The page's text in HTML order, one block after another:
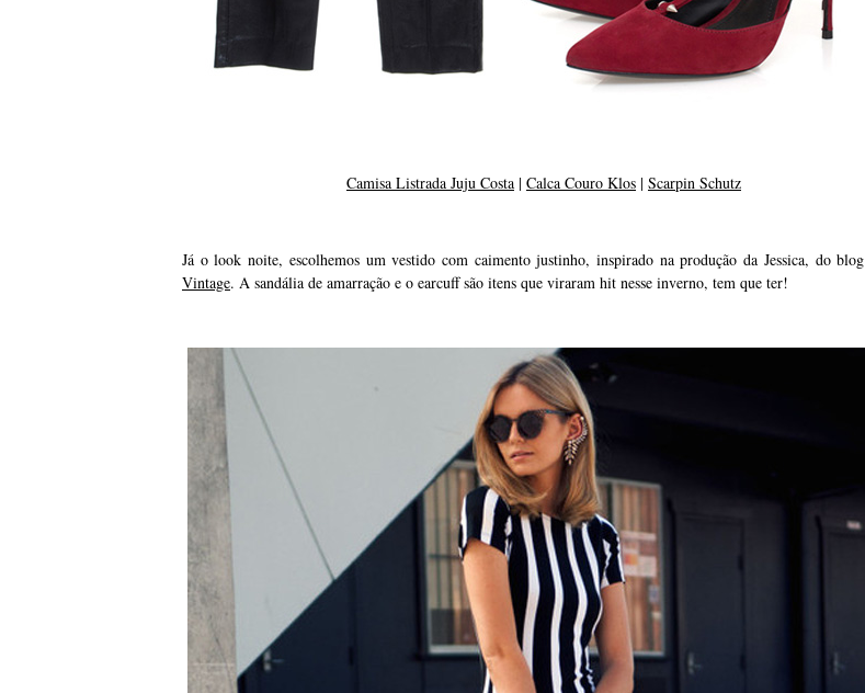
Camisa Listrada Juju Costa | Calca Couro Klos | Scarpin Schutz
Já o look noite, escolhemos um vestido com caimento justinho, inspirado na produção da Jessica, do blog
Vintage. A sandália de amarração e o earcuff são itens que viraram hit nesse inverno, tem que ter!